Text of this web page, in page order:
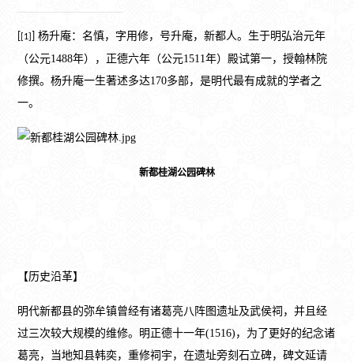
[1]
杨升庵：名慎，字用修，号升庵，新都人。生于明弘治元年
（公元1488年），正德六年（公元1511年）殿试第一，授翰林院
修撰。杨升庵一生著述多达170多部，是明代最有成就的学者之
一。
新都桂湖公园碑林
【历史沿革】
明代新都县的弥牟镇曾经有诸葛亮八阵图遗址及武侯祠，并且经
过三次较大规模的维修。明正德十一年(1516)，为了更好的纪念诸
葛亮，当地知县韩奕，重修祠宇，在遗址旁刻石立碑，碑文延请